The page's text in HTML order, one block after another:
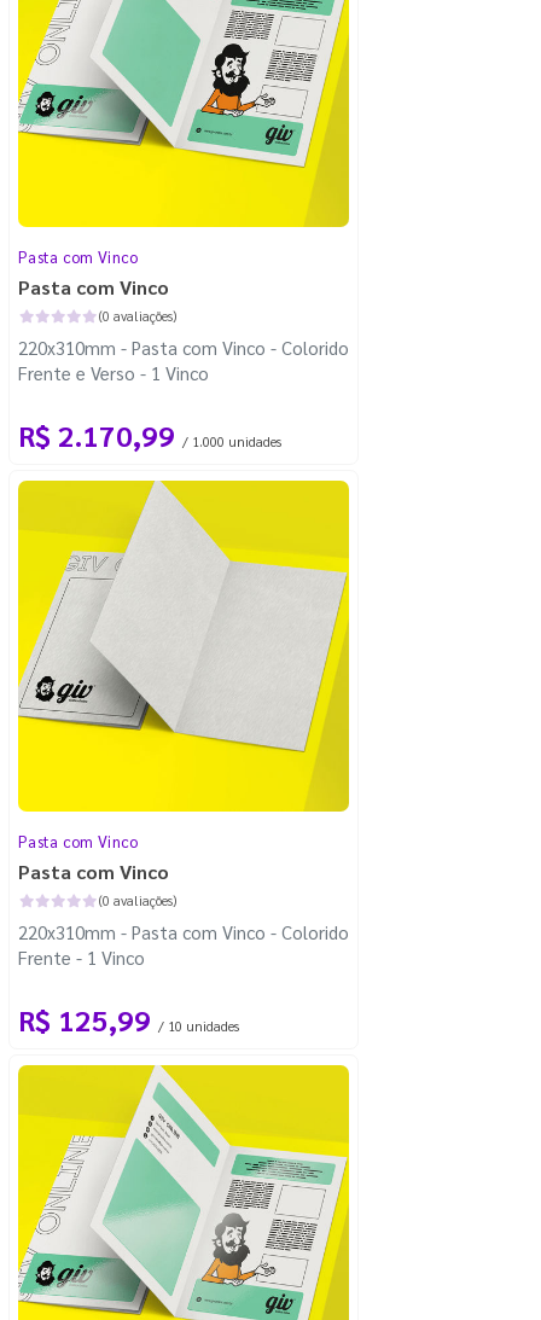
Pasta com Vinco
Pasta com Vinco
(0 avaliações)
220x310mm - Pasta com Vinco - Colorido
Frente e Verso - 1 Vinco
R$ 2.170,99 / 1.000 unidades
Pasta com Vinco
Pasta com Vinco
(0 avaliações)
220x310mm - Pasta com Vinco - Colorido
Frente - 1 Vinco
R$ 125,99 / 10 unidades